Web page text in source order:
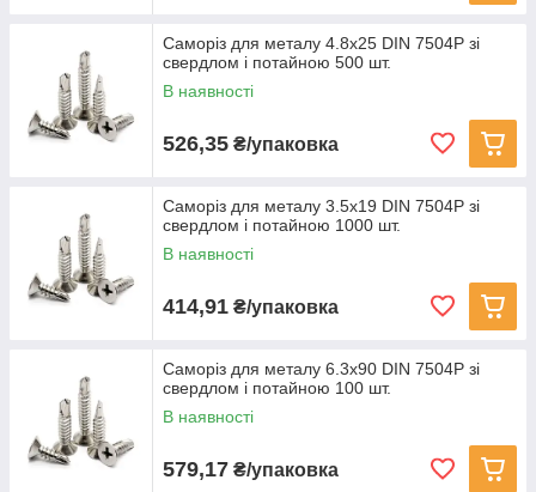
Саморіз для металу 4.8х25 DIN 7504P зі
свердлом і потайною 500 шт.
В наявності
526,35 ₴/упаковка
Саморіз для металу 3.5х19 DIN 7504P зі
свердлом і потайною 1000 шт.
В наявності
414,91 ₴/упаковка
Саморіз для металу 6.3х90 DIN 7504P зі
свердлом і потайною 100 шт.
В наявності
579,17 ₴/упаковка